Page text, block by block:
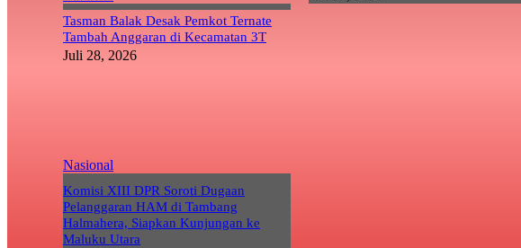
Tasman Balak Desak Pemkot Ternate
Tambah Anggaran di Kecamatan 3T
Juli 28, 2026
Nasional
Komisi XIII DPR Soroti Dugaan
Pelanggaran HAM di Tambang
Halmahera, Siapkan Kunjungan ke
Maluku Utara